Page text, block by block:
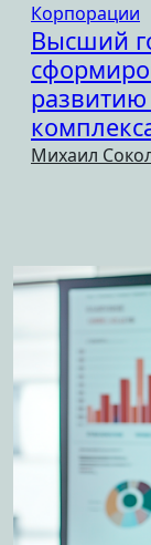
Корпорации
Высший
Михаил